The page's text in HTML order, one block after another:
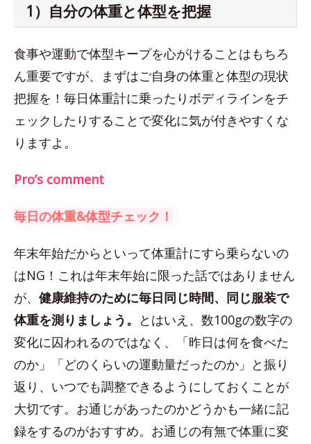
1）自分の体重と体型を把握
食事や運動で体型キープを心がけることはもちろ
ん重要ですが、まずはご自身の体重と体型の現状
把握を！毎日体重計に乗ったりボディラインをチ
ェックしたりすることで変化に気が付きやすくな
りますよ。
Pro’s comment
毎日の体重&体型チェック！
年末年始だからといって体重計にすら乗らないの
はNG！これは年末年始に限った話ではありません
が、 健康維持のために毎日同じ時間、同じ服装で
体重を測りましょう。 とはいえ、数100gの数字の
変化に囚われるのではなく、「昨日は何を食べた
のか」「どのくらいの運動量だったのか」と振り
返り、いつでも調整できるようにしておくことが
大切です。お通じがあったのかどうかも一緒に記
録をするのがおすすめ。お通じの有無で体重に変